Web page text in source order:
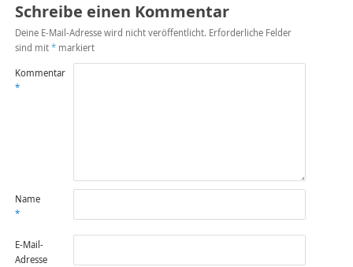
Schreibe einen Kommentar
Deine E-Mail-Adresse wird nicht veröffentlicht. Erforderliche Felder
sind mit *markiert
Kommentar
*
Name
*
E-Mail-
Adresse